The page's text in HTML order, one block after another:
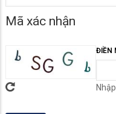
Mã xác nhận
ĐIỀN